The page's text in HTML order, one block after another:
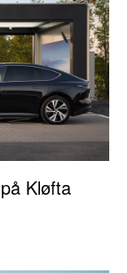
Kløfta